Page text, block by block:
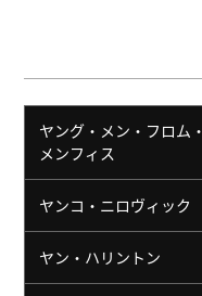
ヤング・メン・フロム・
メンフィス
ヤンコ・ニロヴィック
ヤン・ハリントン